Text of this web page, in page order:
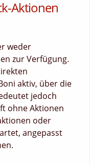
Aktionen
weder
zur Verfügung.
aktiv, über die
jedoch
ohne Aktionen
oder
angepasst